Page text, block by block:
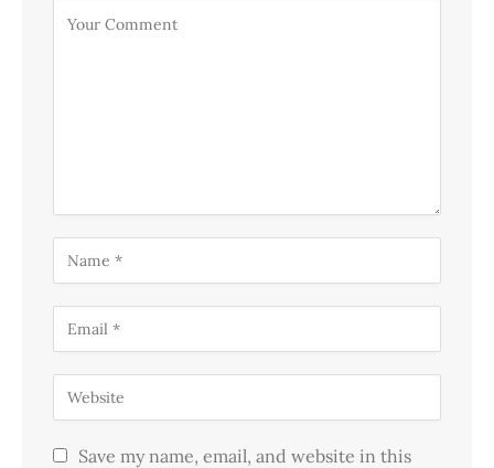
Save my name, email, and website in this